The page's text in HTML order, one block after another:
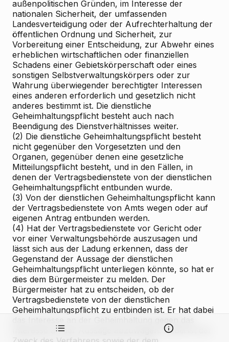
außenpolitischen Gründen, im Interesse der
nationalen Sicherheit, der umfassenden
Landesverteidigung oder der Aufrechterhaltung der
öffentlichen Ordnung und Sicherheit, zur
Vorbereitung einer Entscheidung, zur Abwehr eines
erheblichen wirtschaftlichen oder finanziellen
Schadens einer Gebietskörperschaft oder eines
sonstigen Selbstverwaltungskörpers oder zur
Wahrung überwiegender berechtigter Interessen
eines anderen erforderlich und gesetzlich nicht
anderes bestimmt ist. Die dienstliche
Geheimhaltungspflicht besteht auch nach
Beendigung des Dienstverhältnisses weiter.
(2) Die dienstliche Geheimhaltungspflicht besteht
nicht gegenüber den Vorgesetzten und den
Organen, gegenüber denen eine gesetzliche
Mitteilungspflicht besteht, und in den Fällen, in
denen der Vertragsbedienstete von der dienstlichen
Geheimhaltungspflicht entbunden wurde.
(3) Von der dienstlichen Geheimhaltungspflicht kann
der Vertragsbedienstete von Amts wegen oder auf
eigenen Antrag entbunden werden.
(4) Hat der Vertragsbedienstete vor Gericht oder
vor einer Verwaltungsbehörde auszusagen und
lässt sich aus der Ladung erkennen, dass der
Gegenstand der Aussage der dienstlichen
Geheimhaltungspflicht unterliegen könnte, so hat er
dies dem Bürgermeister zu melden. Der
Bürgermeister hat zu entscheiden, ob der
Vertragsbedienstete von der dienstlichen
Geheimhaltungspflicht zu entbinden ist. Er hat dabei
Interesse an der Aussage abzuwägen. Dabei ist der